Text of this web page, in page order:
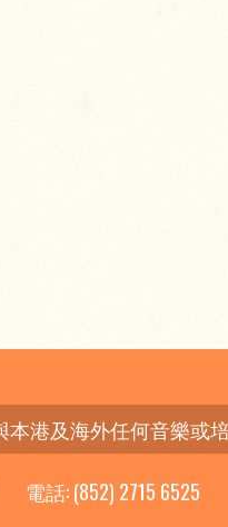
港及海外任何音樂或
電話: (852) 2715 6525